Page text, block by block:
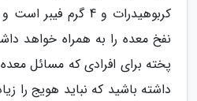
کربوهیدرات و 4
نفخ معده را به همراه خواهد
پخته برای افرادی که مسائل
داشته باشید که نباید هویج را